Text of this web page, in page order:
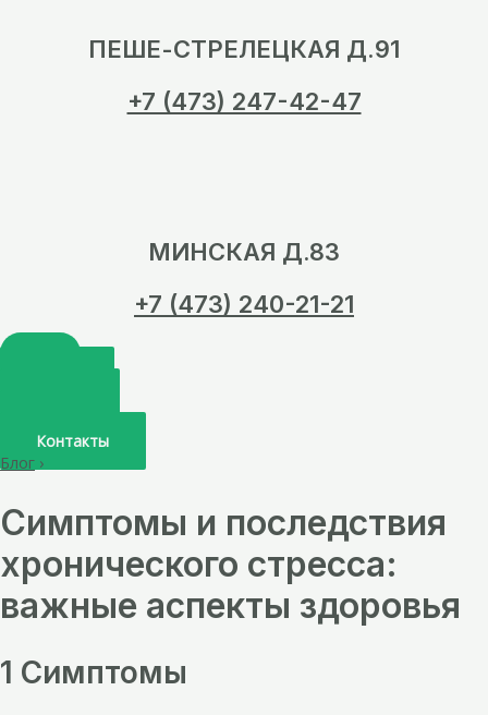
ПЕШЕ-СТРЕЛЕЦКАЯ Д.91
+7 (473) 247-42-47
МИНСКАЯ Д.83
+7 (473) 240-21-21
Контакты
Блог ›
Симптомы и последствия
хронического стресса:
важные аспекты здоровья
1 Симптомы